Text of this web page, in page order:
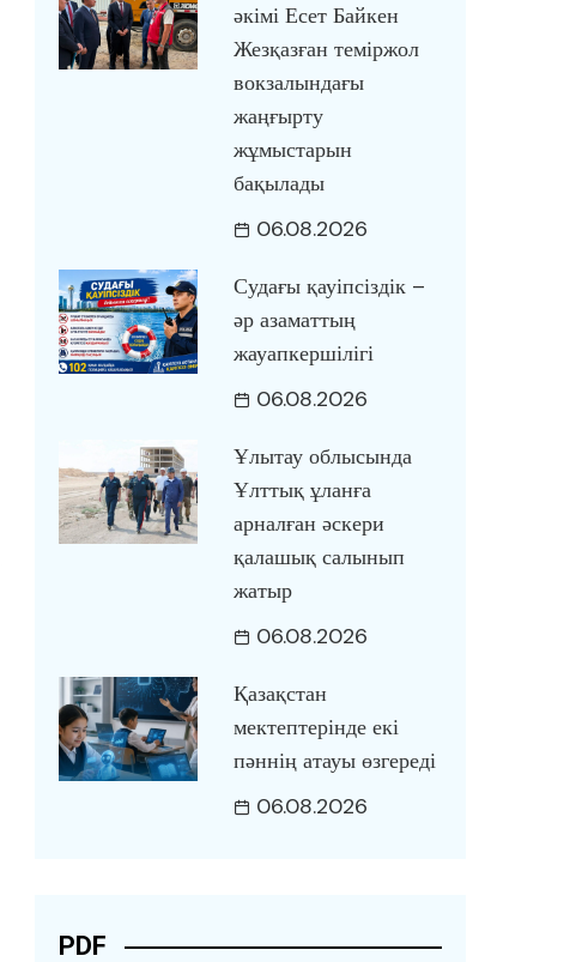
әкімі Есет Байкен
Жезқазған теміржол
вокзалындағы
жаңғырту
жұмыстарын
бақылады
06.08.2026
Судағы қауіпсіздік –
әр азаматтың
жауапкершілігі
06.08.2026
Ұлытау облысында
Ұлттық ұланға
арналған әскери
қалашық салынып
жатыр
06.08.2026
Қазақстан
мектептерінде екі
пәннің атауы өзгереді
06.08.2026
PDF